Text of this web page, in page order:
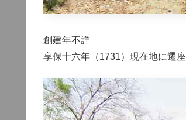
創建年不詳
享保十六年（1731）現在地に遷座